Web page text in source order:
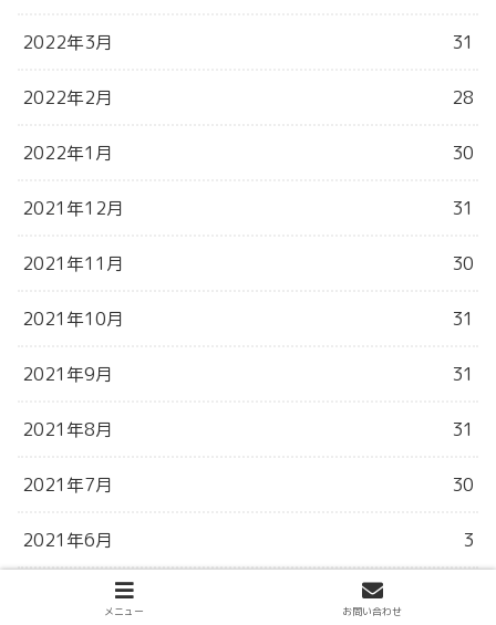
2022年3月 31
2022年2月 28
2022年1月 30
2021年12月 31
2021年11月 30
2021年10月 31
2021年9月 31
2021年8月 31
2021年7月 30
2021年6月 3
メニュー お問い合わせ